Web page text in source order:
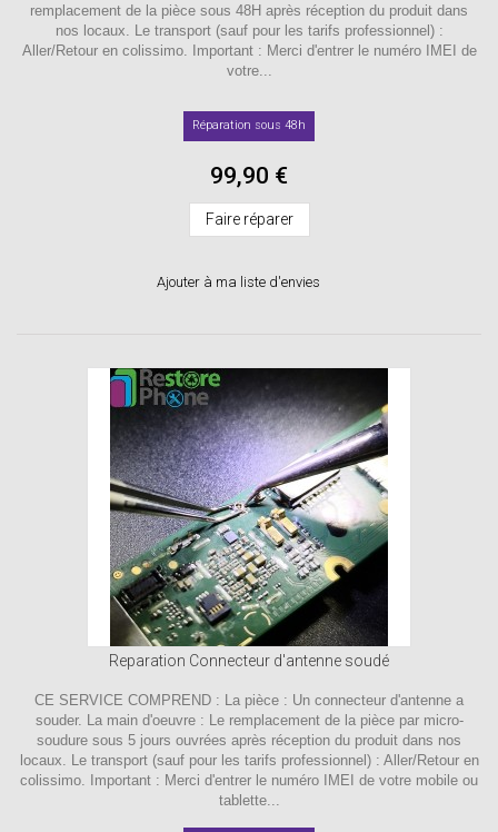
remplacement de la pièce sous 48H après réception du produit dans
nos locaux. Le transport (sauf pour les tarifs professionnel) :
Aller/Retour en colissimo. Important : Merci d'entrer le numéro IMEI de
votre...
Réparation sous 48h
99,90 €
Faire réparer
Ajouter à ma liste d'envies
Reparation Connecteur d'antenne soudé
CE SERVICE COMPREND : La pièce : Un connecteur d'antenne a
souder. La main d'oeuvre : Le remplacement de la pièce par micro-
soudure sous 5 jours ouvrées après réception du produit dans nos
locaux. Le transport (sauf pour les tarifs professionnel) : Aller/Retour en
colissimo. Important : Merci d'entrer le numéro IMEI de votre mobile ou
tablette...